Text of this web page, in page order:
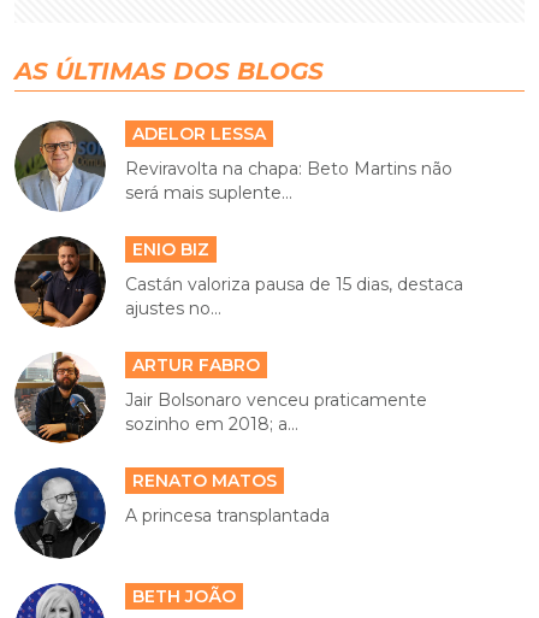
AS ÚLTIMAS DOS BLOGS
ADELOR LESSA
Reviravolta na chapa: Beto Martins não
será mais suplente...
ENIO BIZ
Castán valoriza pausa de 15 dias, destaca
ajustes no...
ARTUR FABRO
Jair Bolsonaro venceu praticamente
sozinho em 2018; a...
RENATO MATOS
A princesa transplantada
BETH JOÃO